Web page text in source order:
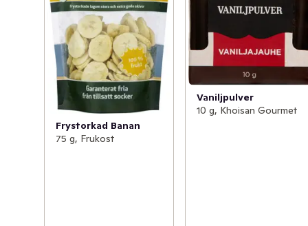
Frystorkad Banan
75 g, Frukost
Vaniljpulver
10 g, Khoisan Gourmet